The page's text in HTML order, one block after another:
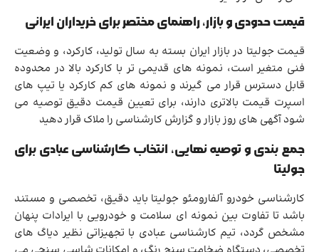
قیمت حدودی و بازار، راهنمای مختصر برای خریداران ایرانی
قیمت جولیتا در بازار ایران بسته به سال تولید، کارکرد، و وضعیت
فنی متغیر است، نمونه های قدیمی تر با کارکرد بالا در محدوده
قابل دسترس قرار می گیرند و نمونه های کم کارکرد یا تیپ های
اسپرت قیمت بالاتری دارند، برای تعیین قیمت دقیق توصیه می
شود آگهی های روز بازار و گزارش کارشناسی را ملاک قرار دهید
جمع بندی و توصیه نهایی، انتخاب کارشناسی عبادی برای
جولیتا
کارشناسی خودرو آلفارومئو جولیتا باید دقیق، تخصصی و مستند
باشد تا تفاوت بین نمونه ای سلامت و خودرویی با ایرادات پنهان
مشخص گردد، تیم کارشناسی عبادی با تجهیزاتی نظیر دیاگ های